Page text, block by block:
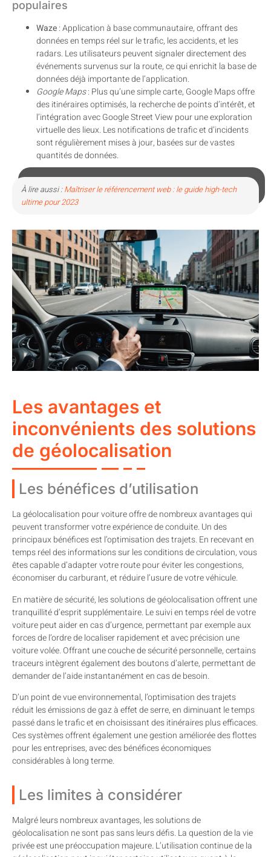
populaires
Waze: Application à base communautaire, offrant des
données en temps réel sur le trafic, les accidents, et les
radars. Les utilisateurs peuvent signaler directement des
événements survenus sur la route, ce qui enrichit la base de
données déjà importante de l’application.
Google Maps: Plus qu’une simple carte, Google Maps offre
des itinéraires optimisés, la recherche de points d’intérêt, et
l’intégration avec Google Street View pour une exploration
virtuelle des lieux. Les notifications de trafic et d’incidents
sont régulièrement mises à jour, basées sur de vastes
quantités de données.
À lire aussi :Maîtriser le référencement web : le guide high-tech
ultime pour 2023
Les avantages et
inconvénients des solutions
de géolocalisation
Les bénéfices d’utilisation
La géolocalisation pour voiture offre de nombreux avantages qui
peuvent transformer votre expérience de conduite. Un des
principaux bénéfices est l’optimisation des trajets. En recevant en
temps réel des informations sur les conditions de circulation, vous
êtes capable d’adapter votre route pour éviter les congestions,
économiser du carburant, et réduire l’usure de votre véhicule.
En matière de sécurité, les solutions de géolocalisation offrent une
tranquillité d’esprit supplémentaire. Le suivi en temps réel de votre
voiture peut aider en cas d’urgence, permettant par exemple aux
forces de l’ordre de localiser rapidement et avec précision une
voiture volée. Offrant une couche de sécurité personnelle, certains
traceurs intègrent également des boutons d’alerte, permettant de
demander de l’aide instantanément en cas de besoin.
D’un point de vue environnemental, l’optimisation des trajets
réduit les émissions de gaz à effet de serre, en diminuant le temps
passé dans le trafic et en choisissant des itinéraires plus efficaces.
Ces systèmes offrent également une gestion améliorée des flottes
pour les entreprises, avec des bénéfices économiques
considérables à long terme.
Les limites à considérer
Malgré leurs nombreux avantages, les solutions de
géolocalisation ne sont pas sans leurs défis. La question de la vie
privée est une préoccupation majeure. L’utilisation continue de la